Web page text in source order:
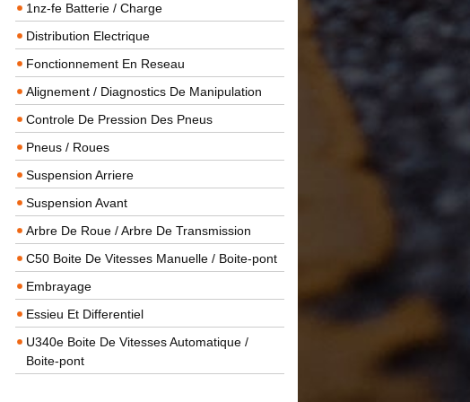
1nz-fe Batterie / Charge
Distribution Electrique
Fonctionnement En Reseau
Alignement / Diagnostics De Manipulation
Controle De Pression Des Pneus
Pneus / Roues
Suspension Arriere
Suspension Avant
Arbre De Roue / Arbre De Transmission
C50 Boite De Vitesses Manuelle / Boite-pont
Embrayage
Essieu Et Differentiel
U340e Boite De Vitesses Automatique /
Boite-pont